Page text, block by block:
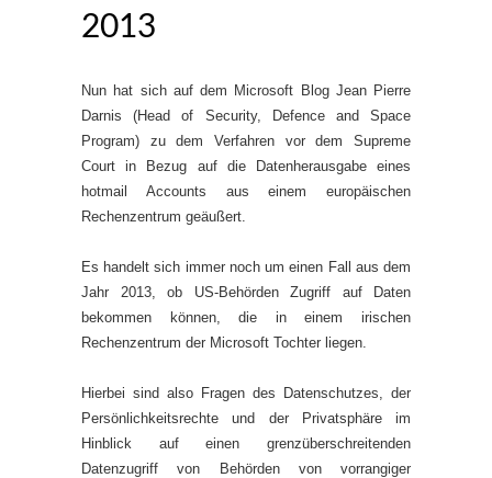
2013
Nun hat sich auf dem Microsoft Blog Jean Pierre
Darnis (Head of Security, Defence and Space
Program) zu dem Verfahren vor dem Supreme
Court in Bezug auf die Datenherausgabe eines
hotmail Accounts aus einem europäischen
Rechenzentrum geäußert.
Es handelt sich immer noch um einen Fall aus dem
Jahr 2013, ob US-Behörden Zugriff auf Daten
bekommen können, die in einem irischen
Rechenzentrum der Microsoft Tochter liegen.
Hierbei sind also Fragen des Datenschutzes, der
Persönlichkeitsrechte und der Privatsphäre im
Hinblick auf einen grenzüberschreitenden
Datenzugriff von Behörden von vorrangiger